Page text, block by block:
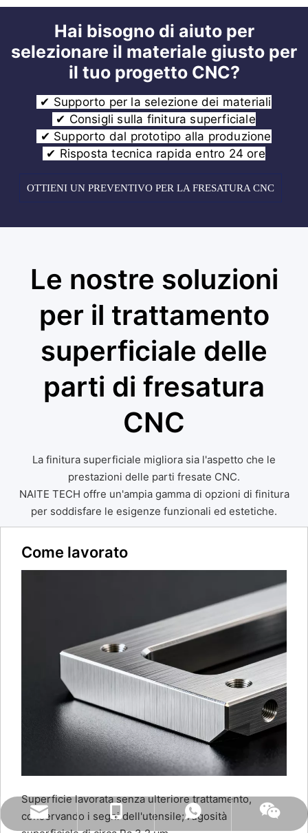
Hai bisogno di aiuto per
selezionare il materiale giusto per
il tuo progetto CNC?
✔ Supporto per la selezione dei materiali
✔ Consigli sulla finitura superficiale
✔ Supporto dal prototipo alla produzione
✔ Risposta tecnica rapida entro 24 ore
OTTIENI UN PREVENTIVO PER LA FRESATURA CNC
Le nostre soluzioni
per il trattamento
superficiale delle
parti di fresatura
CNC
La finitura superficiale migliora sia l'aspetto che le
prestazioni delle parti fresate CNC.
NAITE TECH offre un'ampia gamma di opzioni di finitura
per soddisfare le esigenze funzionali ed estetiche.
Come lavorato
Superficie lavorata senza ulteriore trattamento,
conservando i segni dell'utensile; rugosità
naiteservice@naitetech.com
+86 18018270716
Whatsapp
Wechat